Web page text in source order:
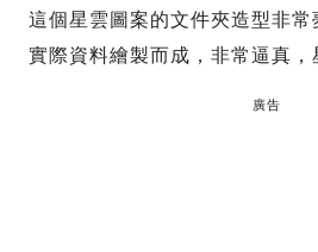
這個星雲圖案的文件夾造型非常
實際資料繪製而成，非常逼真，
廣告